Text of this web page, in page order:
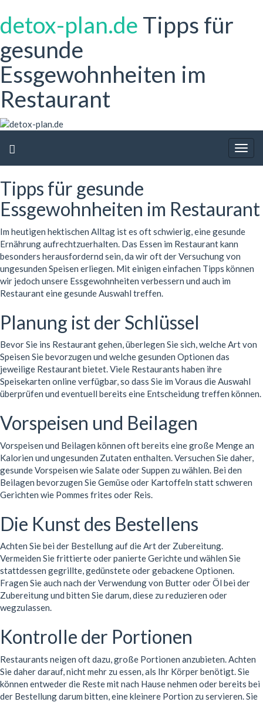
detox-plan.de Tipps für
gesunde
Essgewohnheiten im
Restaurant
Tipps für gesunde
Essgewohnheiten im Restaurant
Im heutigen hektischen Alltag ist es oft schwierig, eine gesunde
Ernährung aufrechtzuerhalten. Das Essen im Restaurant kann
besonders herausfordernd sein, da wir oft der Versuchung von
ungesunden Speisen erliegen. Mit einigen einfachen Tipps können
wir jedoch unsere Essgewohnheiten verbessern und auch im
Restaurant eine gesunde Auswahl treffen.
Planung ist der Schlüssel
Bevor Sie ins Restaurant gehen, überlegen Sie sich, welche Art von
Speisen Sie bevorzugen und welche gesunden Optionen das
jeweilige Restaurant bietet. Viele Restaurants haben ihre
Speisekarten online verfügbar, so dass Sie im Voraus die Auswahl
überprüfen und eventuell bereits eine Entscheidung treffen können.
Vorspeisen und Beilagen
Vorspeisen und Beilagen können oft bereits eine große Menge an
Kalorien und ungesunden Zutaten enthalten. Versuchen Sie daher,
gesunde Vorspeisen wie Salate oder Suppen zu wählen. Bei den
Beilagen bevorzugen Sie Gemüse oder Kartoffeln statt schweren
Gerichten wie Pommes frites oder Reis.
Die Kunst des Bestellens
Achten Sie bei der Bestellung auf die Art der Zubereitung.
Vermeiden Sie frittierte oder panierte Gerichte und wählen Sie
stattdessen gegrillte, gedünstete oder gebackene Optionen.
Fragen Sie auch nach der Verwendung von Butter oder Öl bei der
Zubereitung und bitten Sie darum, diese zu reduzieren oder
wegzulassen.
Kontrolle der Portionen
Restaurants neigen oft dazu, große Portionen anzubieten. Achten
Sie daher darauf, nicht mehr zu essen, als Ihr Körper benötigt. Sie
können entweder die Reste mit nach Hause nehmen oder bereits bei
der Bestellung darum bitten, eine kleinere Portion zu servieren. Sie